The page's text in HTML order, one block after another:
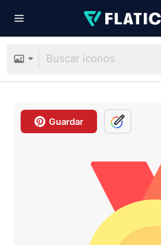
Guardar